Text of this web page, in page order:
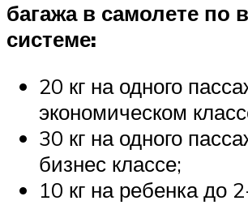
багажа в самолете по
системе:
20 кг на одного
экономическом
30 кг на одного
бизнес классе;
10 кг на ребенка до